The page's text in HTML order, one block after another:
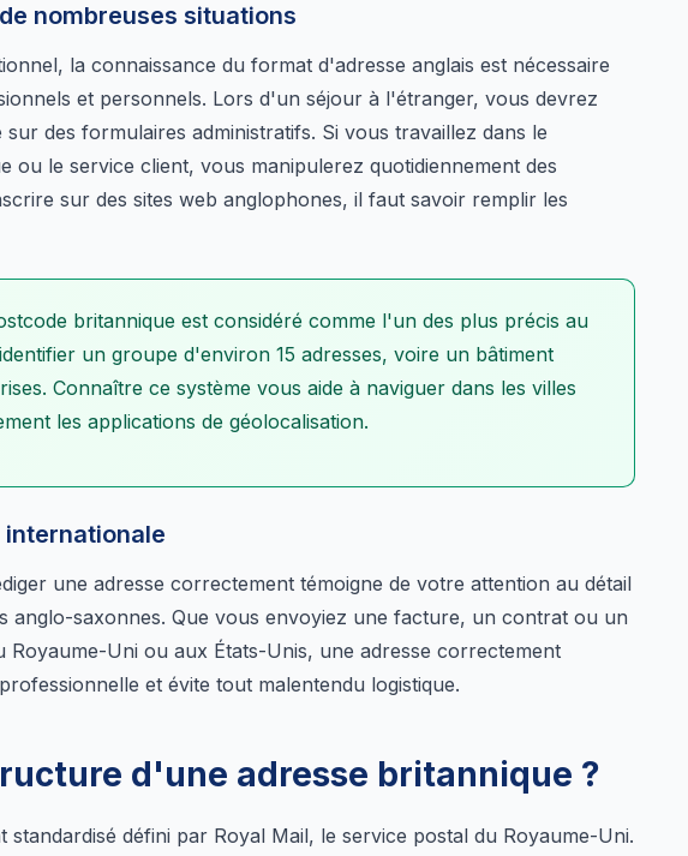
nombreuses situations
la connaissance du format d'adresse anglais est nécessaire
et personnels. Lors d'un séjour à l'étranger, vous devrez
des formulaires administratifs. Si vous travaillez dans le
ou le service client, vous manipulerez quotidiennement des
sur des sites web anglophones, il faut savoir remplir les
britannique est considéré comme l'un des plus précis au
un groupe d'environ 15 adresses, voire un bâtiment
Connaître ce système vous aide à naviguer dans les villes
les applications de géolocalisation.
une adresse correctement témoigne de votre attention au détail
anglo-saxonnes. Que vous envoyiez une facture, un contrat ou un
Uni ou aux États-Unis, une adresse correctement
et évite tout malentendu logistique.
d'une adresse britannique ?
défini par Royal Mail, le service postal du Royaume-Uni.